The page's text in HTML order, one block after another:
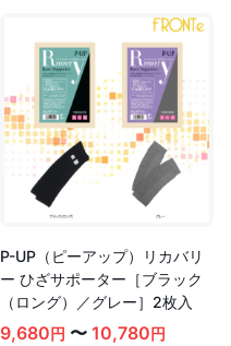
P-UP（ピーアップ）リカバリ
ー ひざサポーター［ブラック
（ロング）／グレー］2枚入
9,680円 〜 10,780円